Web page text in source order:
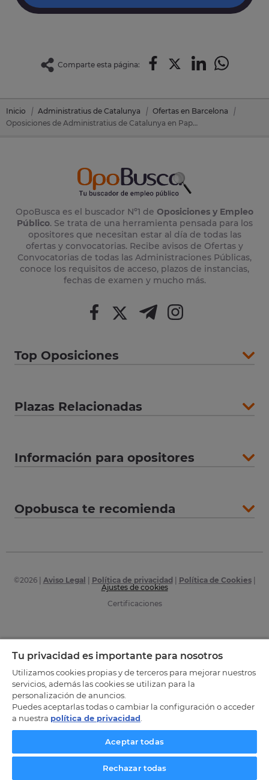
Comparte esta página:
Inicio Administratius de Catalunya
Ofertas en Barcelona
Oposiciones de Administratius de Catalunya en Papiol, El (Barcelona)
OpoBusca es el buscador Nº1 de Oposiciones y Empleo
Público. Se trata de una herramienta pensada para los
opositores que necesitan estar al día de todas las
ofertas y convocatorias. Recibe avisos de Ofertas y
Convocatorias de todas las Administraciones Públicas,
conoce los requisitos de acceso, plazos de instancias,
fechas de examen y mucho más.
Top Oposiciones
Plazas Relacionadas
Información para opositores
Opobusca te recomienda
©2026| Aviso Legal Política de privacidad Política de Cookies|
Ajustes de cookies
Certificaciones
Tu privacidad es importante para nosotros
Utilizamos cookies propias y de terceros para mejorar nuestros
servicios, además las cookies se utilizan para la
personalización de anuncios.
Puedes aceptarlas todas o cambiar la configuración o acceder
a nuestra política de privacidad
Aceptar todas
Rechazar todas